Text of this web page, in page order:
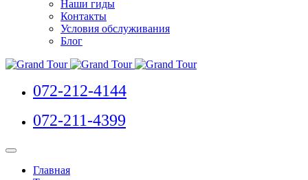
Наши гиды
Контакты
Условия обслуживания
Блог
072-212-4144
072-211-4399
Главная